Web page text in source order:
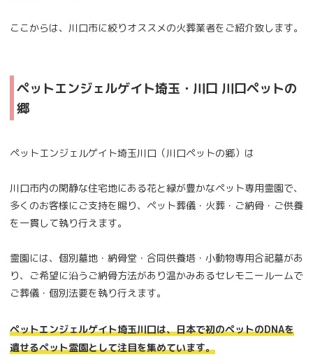
ここからは、川口市に絞りオススメの火葬業者をご紹介致します。
ペットエンジェルゲイト埼玉・川口 川口ペットの
郷
ペットエンジェルゲイト埼⽟川⼝（川⼝ペットの郷）は
川⼝市内の閑静な住宅地にある花と緑が豊かなペット専⽤霊園で、
多くのお客様にご⽀持を賜り、ペット葬儀・⽕葬・ご納⾻・ご供養
を一貫して執り行えます。
霊園には、個別墓地・納⾻堂・合同供養塔・⼩動物専⽤合祀墓があ
り、ご希望に沿うご納⾻⽅法があり温かみあるセレモニールームで
ご葬儀・個別法要を執り⾏えます。
ペットエンジェルゲイト埼玉川口は、日本で初のペットのDNAを
遺せるペット霊園として注目を集めています。